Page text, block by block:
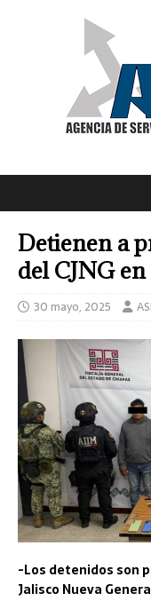
Detienen a
del CJNG
30 mayo, 2025
-Los detenidos son
Jalisco Nueva